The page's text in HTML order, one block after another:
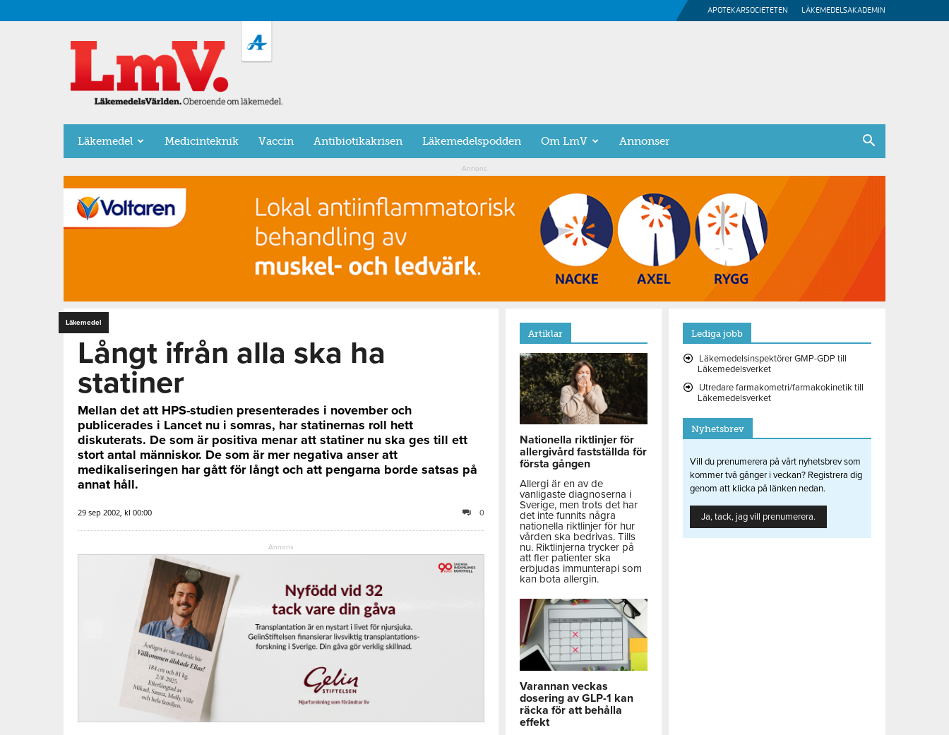
APOTEKARSOCIETETEN LÄKEMEDELSAKADEMIN
LäkemedelsVärlden
Läkemedel Medicinteknik Vaccin Antibiotikakrisen Läkemedelspodden Om LmV Annonser
Annons
Läkemedel
Långt ifrån alla ska ha
statiner
Mellan det att HPS-studien presenterades i november och
publicerades i Lancet nu i somras, har statinernas roll hett
diskuterats. De som är positiva menar att statiner nu ska ges till ett
stort antal människor. De som är mer negativa anser att
medikaliseringen har gått för långt och att pengarna borde satsas på
annat håll.
29 sep 2002, kl 00:00 0
Annons
Artiklar
Nationella riktlinjer för
allergivård fastställda för
första gången
Allergi är en av de
vanligaste diagnoserna i
Sverige, men trots det har
det inte funnits några
nationella riktlinjer för hur
vården ska bedrivas. Tills
nu. Riktlinjerna trycker på
att fler patienter ska
erbjudas immunterapi som
kan bota allergin.
Varannan veckas
dosering av GLP-1 kan
räcka för att behålla
effekt
Lediga jobb
Läkemedelsinspektörer GMP-GDP till
Läkemedelsverket
Utredare farmakometri/farmakokinetik till
Läkemedelsverket
Nyhetsbrev
Vill du prenumerera på vårt nyhetsbrev som
kommer två gånger i veckan? Registrera dig
genom att klicka på länken nedan.
Ja, tack, jag vill prenumerera.